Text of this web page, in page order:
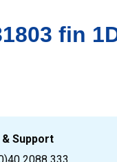
fin
Support